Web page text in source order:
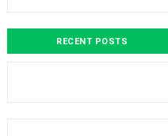
RECENT POSTS